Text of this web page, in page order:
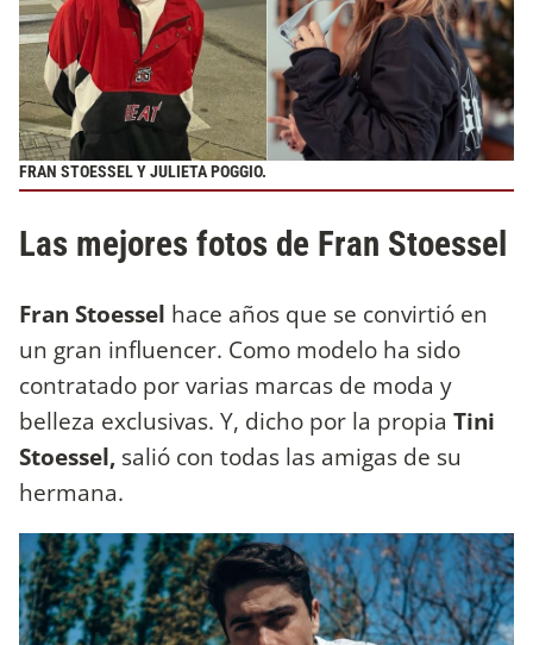
FRAN STOESSEL Y JULIETA POGGIO.
Las mejores fotos de Fran Stoessel
Fran Stoessel hace años que se convirtió en
un gran influencer. Como modelo ha sido
contratado por varias marcas de moda y
belleza exclusivas. Y, dicho por la propia Tini
Stoessel, salió con todas las amigas de su
hermana.